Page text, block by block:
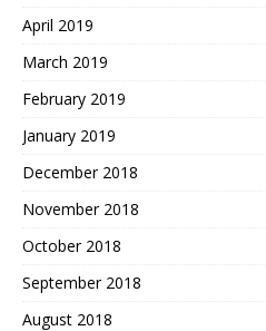
April 2019
March 2019
February 2019
January 2019
December 2018
November 2018
October 2018
September 2018
August 2018